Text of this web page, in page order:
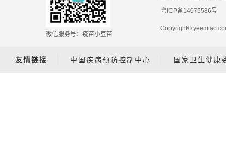
微信服务号：疫苗小豆苗
粤ICP备14075586号
Copyright©
友情链接 中国疾病预防控制中心 国家卫生健康